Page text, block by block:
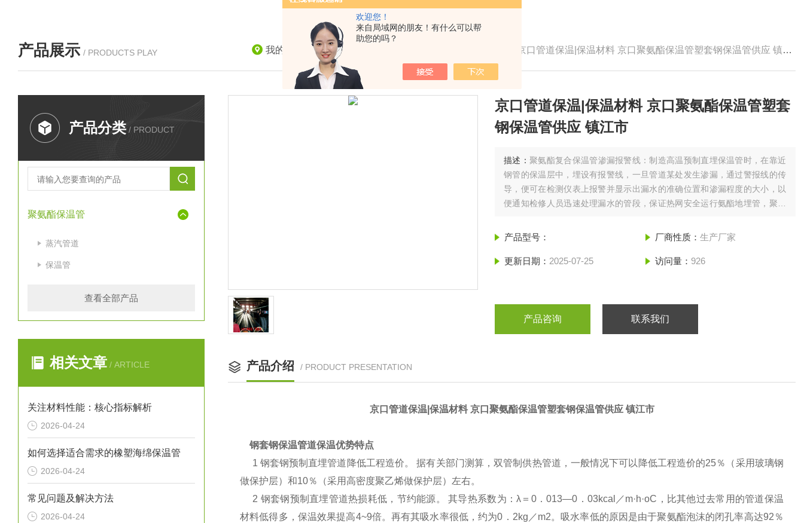
欢迎您！
来自局域网的朋友！有什么可以帮
助您的吗？
产品展示 / PRODUCTS PLAY 我的位置：首页> 京口管道保温|保温材料 京口聚氨酯保温管塑套钢保温管供应 镇江市
产品分类 / PRODUCT
聚氨酯保温管
蒸汽管道
保温管
查看全部产品
相关文章 / ARTICLE
关注材料性能：核心指标解析
2026-04-24
如何选择适合需求的橡塑海绵保温管
2026-04-24
常见问题及解决方法
2026-04-24
京口管道保温|保温材料 京口聚氨酯保温管塑套
钢保温管供应 镇江市
描述：聚氨酯复合保温管渗漏报警线：制造高温预制直埋保温管时，在靠近
钢管的保温层中，埋设有报警线，一旦管道某处发生渗漏，通过警报线的传
导，便可在检测仪表上报警并显示出漏水的准确位置和渗漏程度的大小，以
便通知检修人员迅速处理漏水的管段，保证热网安全运行氨酯地埋管，聚氨
管道保温|保温材料 京口聚氨酯保温管塑套钢保温管供应 镇江市
产品型号： 厂商性质： 生产厂家
更新日期： 2025-07-25 访问量： 926
产品咨询 联系我们
产品介绍 / PRODUCT PRESENTATION
京口管道保温|保温材料 京口聚氨酯保温管塑套钢保温管供应 镇江市
钢套钢保温管道保温优势特点
1 钢套钢预制直埋管道降低工程造价。 据有关部门测算，双管制供热管道，一般情况下可以降低工程造价的25％（采用玻璃钢
做保护层）和10％（采用高密度聚乙烯做保护层）左右。
2 钢套钢预制直埋管道热损耗低，节约能源。 其导热系数为：λ＝0．013—0．03kcal／m·h·oC，比其他过去常用的管道保温
材料低得多，保温效果提高4~9倍。再有其吸水率很低，约为0．2kg／m2。吸水率低的原因是由于聚氨酯泡沫的闭孔率高达92％